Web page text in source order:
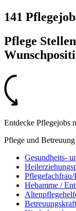
141
Pflege
Entdecke Pflegejobs
Pflege und Betreuung
Gesundheits-
Hebamme /